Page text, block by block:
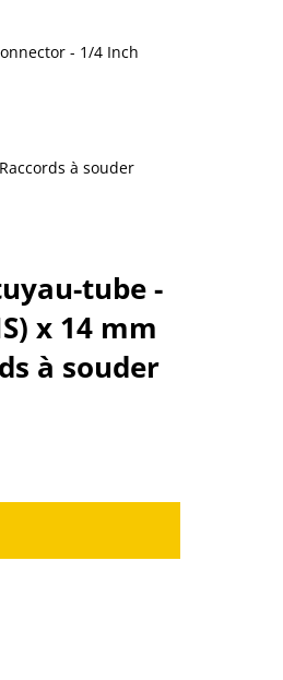
à souder
tube -
x 14 mm
à souder